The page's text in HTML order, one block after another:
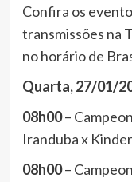
Confira os
transmissões na
no horário de
Quarta, 27/01/
08h00–
Iranduba x
08h00–